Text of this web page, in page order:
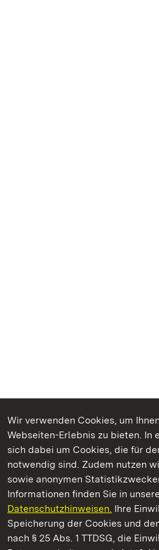
Wir verwenden Cookies, um
Webseiten-Erlebnis zu bieten. In
sich dabei um Cookies, die für
notwendig sind. Zudem nutzen
sowie anonymen
Informationen finden Sie in
Datenschutzhinweisen. Ihre
Speicherung der Cookies und
nach § 25 Abs. 1 TTDSG, die
Kommen. Staunen. Genießen.
Residenzschloss Ludwigsburg
Staatliche Schlösser und Gärten